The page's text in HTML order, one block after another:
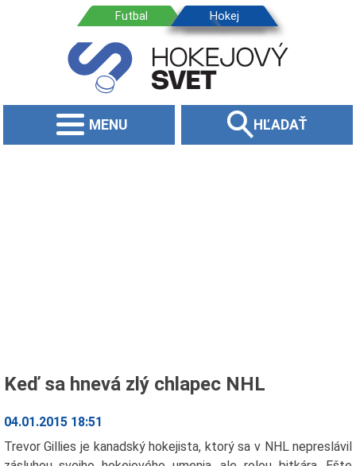
MENU HĽADAŤ
Keď sa hnevá zlý chlapec NHL
04.01.2015 18:51
Trevor Gillies je kanadský hokejista, ktorý sa v NHL nepreslávil